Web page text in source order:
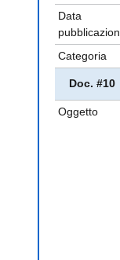
Data
Categoria
Doc. #10
Oggetto